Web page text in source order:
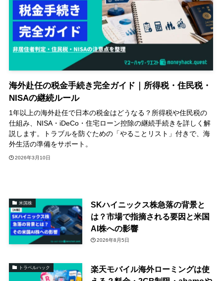
海外赴任の税金手続き完全ガイド｜所得税・住民税・
NISAの継続ルール
1年以上の海外赴任で日本の税金はどうなる？所得税や住民税の
仕組み、NISA・iDeCo・住宅ローン控除の継続手続きを詳しく解
説します。トラブルを防ぐための「やることリスト」付きで、海
外生活の準備をサポート。
2026年3月10日
米国株
SKハイニックス株急落の背景と
は？市場で指摘される要因と米国
AI株への影響
2026年8月5日
トラベルハック
楽天モバイル海外ローミングは使